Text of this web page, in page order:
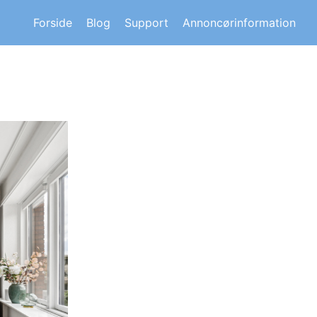
andre huskøberes oplevelser.
Forside Blog Support Annoncørinformation